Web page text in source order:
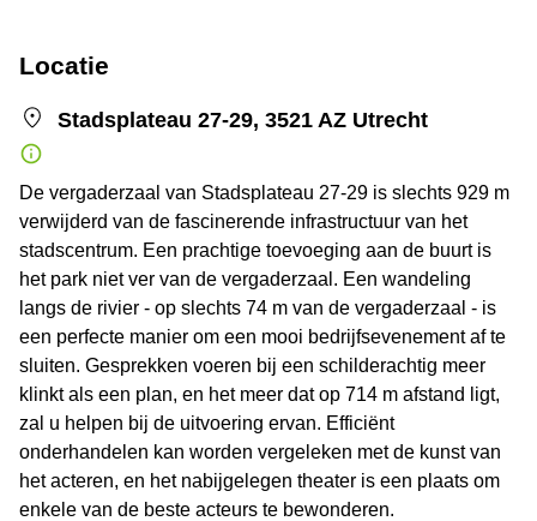
Locatie
Stadsplateau 27-29, 3521 AZ Utrecht
De vergaderzaal van Stadsplateau 27-29 is slechts 929 m
verwijderd van de fascinerende infrastructuur van het
stadscentrum. Een prachtige toevoeging aan de buurt is
het park niet ver van de vergaderzaal. Een wandeling
langs de rivier - op slechts 74 m van de vergaderzaal - is
een perfecte manier om een mooi bedrijfsevenement af te
sluiten. Gesprekken voeren bij een schilderachtig meer
klinkt als een plan, en het meer dat op 714 m afstand ligt,
zal u helpen bij de uitvoering ervan. Efficiënt
onderhandelen kan worden vergeleken met de kunst van
het acteren, en het nabijgelegen theater is een plaats om
enkele van de beste acteurs te bewonderen.